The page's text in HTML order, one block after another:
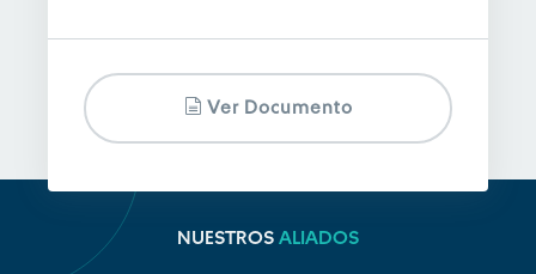
Ver Documento
NUESTROS ALIADOS